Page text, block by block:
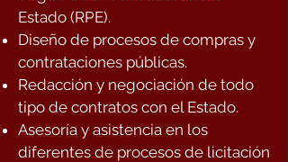
Estado (RPE).
Diseño de procesos de compras y
contrataciones públicas.
Redacción y negociación de todo
tipo de contratos con el Estado.
Asesoría y asistencia en los
diferentes de procesos de licitación